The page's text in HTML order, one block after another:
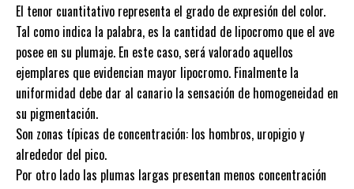
El tenor cuantitativo representa el grado de expresión del color.
Tal como indica la palabra, es la cantidad de lipocromo que el ave
posee en su plumaje. En este caso, será valorado aquellos
ejemplares que evidencian mayor lipocromo. Finalmente la
uniformidad debe dar al canario la sensación de homogeneidad en
su pigmentación.
Son zonas típicas de concentración: los hombros, uropigio y
alrededor del pico.
Por otro lado las plumas largas presentan menos concentración